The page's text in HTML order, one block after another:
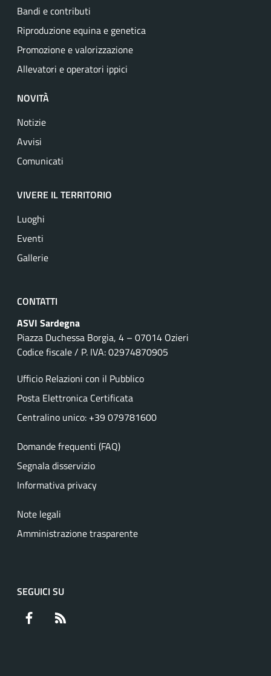
Bandi e contributi
Riproduzione equina e genetica
Promozione e valorizzazione
Allevatori e operatori ippici
NOVITÀ
Notizie
Avvisi
Comunicati
VIVERE IL TERRITORIO
Luoghi
Eventi
Gallerie
CONTATTI
ASVI Sardegna
Piazza Duchessa Borgia, 4 – 07014 Ozieri
Codice fiscale / P. IVA: 02974870905
Ufficio Relazioni con il Pubblico
Posta Elettronica Certificata
Centralino unico: +39 079781600
Domande frequenti (FAQ)
Segnala disservizio
Informativa privacy
Note legali
Amministrazione trasparente
SEGUICI SU
Facebook